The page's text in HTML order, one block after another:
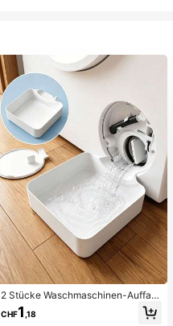
2 Stücke Waschmaschinen-Auffan
gwanne Tropfschale, wasserdichte
Bodenschutzmatte für Waschraum,
CHF1 ,18